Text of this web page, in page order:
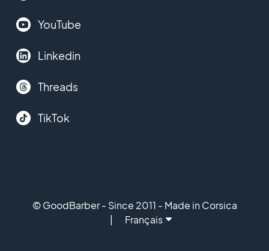
YouTube
Linkedin
Threads
TikTok
© GoodBarber - Since 2011 - Made in Corsica
Français